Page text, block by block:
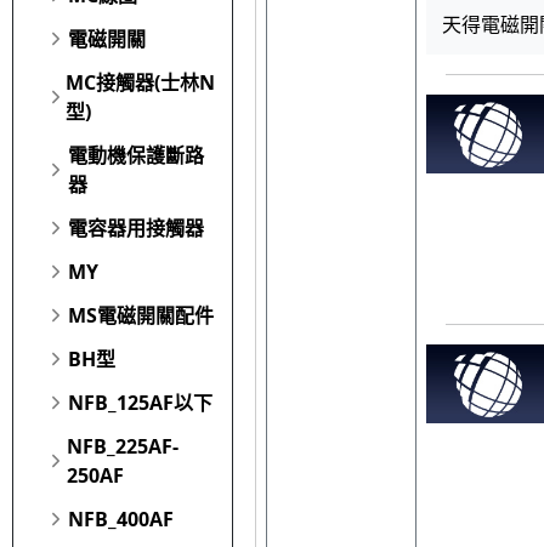
電磁開關
MC接觸器(士林N
型)
電動機保護斷路
器
電容器用接觸器
MY
MS電磁開關配件
BH型
NFB_125AF以下
NFB_225AF-
250AF
NFB_400AF
天得電磁